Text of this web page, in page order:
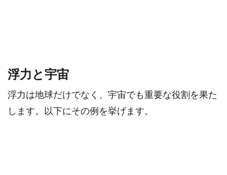
浮力と宇宙
浮力は地球だけでなく、宇宙でも重要な役割を果た
します。以下にその例を挙げます。